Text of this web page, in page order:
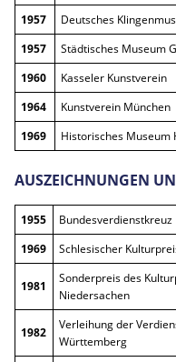
1957
Deutsches
1957
Städtisches Museum
1960
Kasseler Kunstverein
1964
Kunstverein München
1969
Historisches Museum
AUSZEICHNUNGEN
1955
Bundesverdienstkreuz
1969
Schlesischer
1981
Sonderpreis des
Niedersachen
1982
Verleihung der
Württemberg